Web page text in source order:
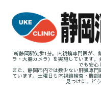
新静岡駅徒歩1分。内視鏡専門医が、
ラ・大腸カメラ）を実施しています
でも安心
また、静岡市内では数少ない肝臓専
ています。土曜日も内視鏡検査・腹
見つけに、ど